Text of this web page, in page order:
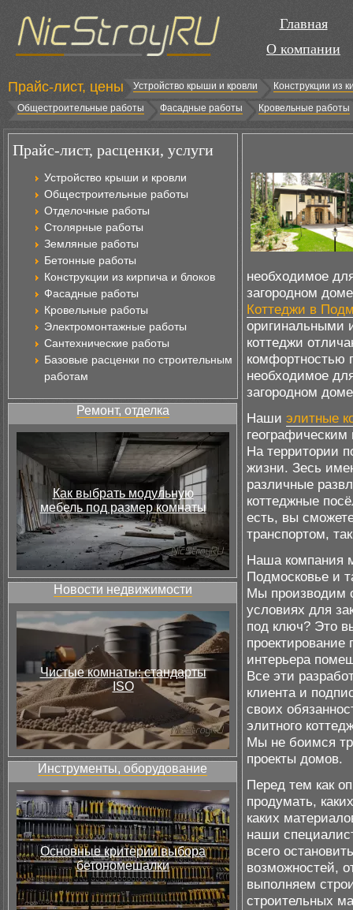
Главная
О компании
Прайс-лист, цены Устройство крыши и кровли
Конструкции из
Общестроительные работы
Фасадные работы Кровельные работы
Прайс-лист, расценки, услуги
Устройство крыши и кровли
Общестроительные работы
Отделочные работы
Столярные работы
Земляные работы
Бетонные работы
Конструкции из кирпича и блоков
Фасадные работы
Кровельные работы
Электромонтажные работы
Сантехнические работы
Базовые расценки по строительным
работам
Ремонт, отделка
Как выбрать модульную
мебель под размер комнаты
Новости недвижимости
Чистые комнаты: стандарты
ISO
Инструменты, оборудование
Основные критерии выбора
бетономешалки
необходимое
загородном
Коттеджи в
оригинальными
коттеджи
комфортностью
необходимое
загородном
Наши элитные
На территории
жизни. Зесь
различные
коттеджные
есть, вы
транспортом,
Наша компания
Подмосковье и
Мы производим
условиях для
под ключ? Это
проектирование
интерьера
Все эти
клиента и
своих
элитного
Мы не боимся
проекты домов.
Перед тем как
продумать,
каких
наши
всего
возможностей,
выполняем
строительных